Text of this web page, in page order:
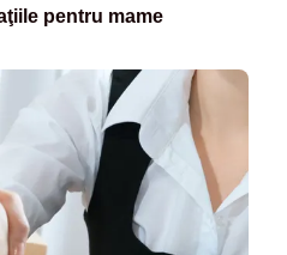
pentru mame